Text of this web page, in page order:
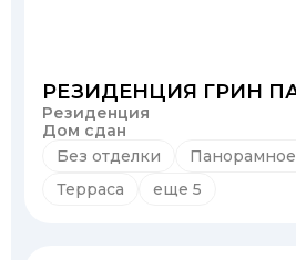
РЕЗИДЕНЦИЯ ГРИН
Резиденция
Дом сдан
Без отделки
Терраса
еще 5